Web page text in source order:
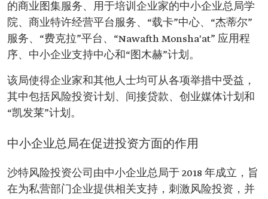
的商业图集服务、用于培训企业家的中小企业总局学
院、商业特许经营平台服务、“载卡”中心、“杰蒂尔”
服务、“费克拉”平台、“Nawafth Monsha'at” 应用程
序、中小企业支持中心和“图木赫”计划。
该局使得企业家和其他人士均可从各项举措中受益，
其中包括风险投资计划、间接贷款、创业媒体计划和
“凯发莱”计划。
中小企业总局在促进投资方面的作用
沙特风险投资公司由中小企业总局于 2018 年成立，旨
在为私营部门企业提供相关支持，刺激风险投资，并